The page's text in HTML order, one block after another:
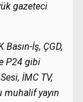
gazeteci
Basın-İş, ÇGD,
P24 gibi
İMC TV,
muhalif yayın